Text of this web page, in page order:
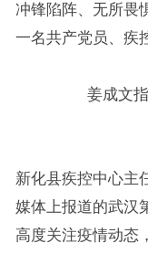
冲锋陷阵、无所畏
一名共产党员、疾
姜成文
新化县疾控中心主
媒体上报道的武汉
高度关注疫情动态